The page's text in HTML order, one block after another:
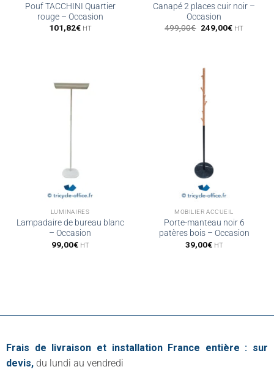
Pouf TACCHINI Quartier
rouge – Occasion
101,82€ HT
Canapé 2 places cuir noir –
Occasion
499,00€ Le
249,00€LeHT
LUMINAIRES
Lampadaire de bureau blanc
– Occasion
99,00€ HT
MOBILIER ACCUEIL
Porte-manteau noir 6
patères bois – Occasion
39,00€ HT
Frais de livraison et installation France entière : sur
devis, du lundi au vendredi